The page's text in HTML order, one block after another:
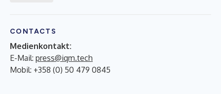
CONTACTS
Medienkontakt:
E-Mail: press@iqm.tech
Mobil: +358 (0) 50 479 0845